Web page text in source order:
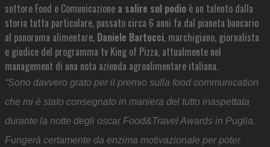
settore Food e Comunicazione a salire sul podio è un talento dalla
storia tutta particolare, passato circa 6 anni fa dal pianeta bancario
al panorama alimentare, Daniele Bartocci, marchigiano, giornalista
e giudice del programma tv King of Pizza, attualmente nel
management di una nota azienda agroalimentare italiana.
“Sono davvero grato per il premio sulla food communication
che mi è stato consegnato in maniera del tutto inaspettata
durante la notte degli oscar Food&Travel Awards in Puglia.
Fungerà certamente da enzima motivazionale per poter